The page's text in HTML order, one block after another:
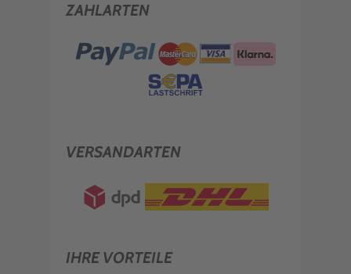
ZAHLARTEN
VERSANDARTEN
IHRE VORTEILE